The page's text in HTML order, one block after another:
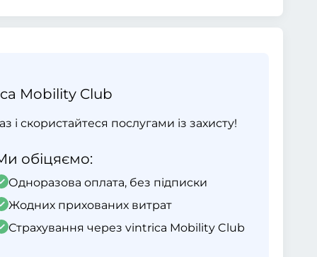
Mobility Club
скористайтеся послугами із захисту!
обіцяємо:
Одноразова оплата, без підписки
Жодних прихованих витрат
Страхування через vintrica Mobility Club